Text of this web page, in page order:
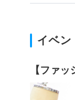
イベン
【ファ